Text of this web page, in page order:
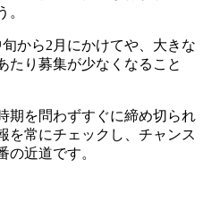
。
から2月にかけてや、大きな
たり募集が少なくなること
期を問わずすぐに締め切られ
を常にチェックし、チャンス
の近道です。